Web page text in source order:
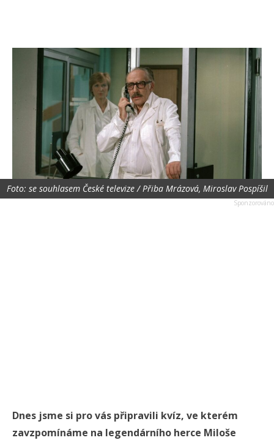
Foto: se souhlasem České televize / Přiba Mrázová, Miroslav Pospíšil
Dnes jsme si pro vás připravili kvíz, ve kterém
zavzpomínáme na legendárního herce Miloše